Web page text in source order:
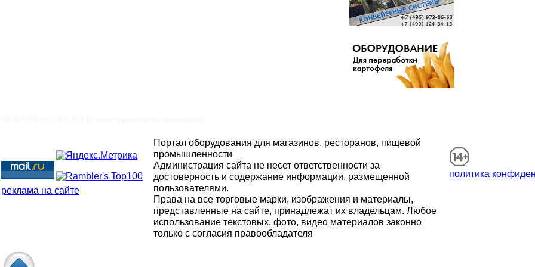
реклама на сайте
Портал оборудования для магазинов, ресторанов, пищевой
промышленности
Администрация сайта не несет ответственности за
достоверность и содержание информации, размещенной
пользователями.
Права на все торговые марки, изображения и материалы,
представленные на сайте, принадлежат их владельцам. Любое
использование текстовых, фото, видео материалов законно
только с согласия правообладателя
политика